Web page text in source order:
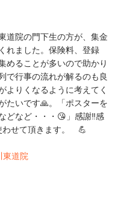
道院の門下生の方が、集金
れました。保険料、登録
めることが多いので助かり
で行事の流れが解るのも良
よりくなるように考えてく
たいです🙏。「ポスターを
どなど・・・😘」感謝‼️感
せて頂きます。　💪
東道院